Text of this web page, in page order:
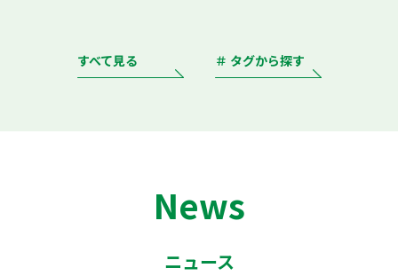
すべて見る ＃ タグから探す
News
ニュース